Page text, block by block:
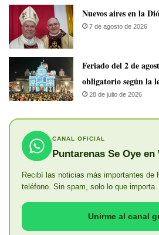
​Nuevos aires en la
7 de agosto de 2026
Feriado del 2 de
obligatorio según la
28 de julio de 2026
CANAL OFICIAL
Puntarenas Se Oye
Recibí las noticias más importantes de
teléfono. Sin spam, solo lo que importa.
Unirme al canal